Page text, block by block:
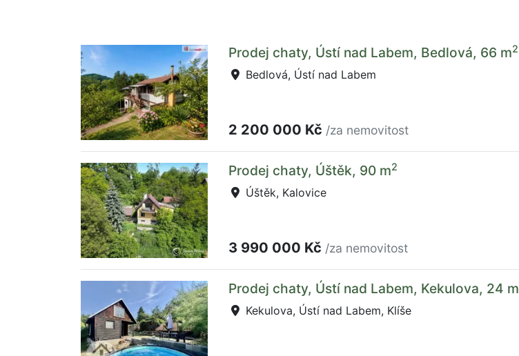
Prodej chaty, Ústí nad Labem, Bedlová, 66 m2
Bedlová, Ústí nad Labem
2 200 000 Kč /za nemovitost
Prodej chaty, Úštěk, 90 m2
Úštěk, Kalovice
3 990 000 Kč /za nemovitost
Prodej chaty, Ústí nad Labem, Kekulova, 24 m
Kekulova, Ústí nad Labem, Klíše